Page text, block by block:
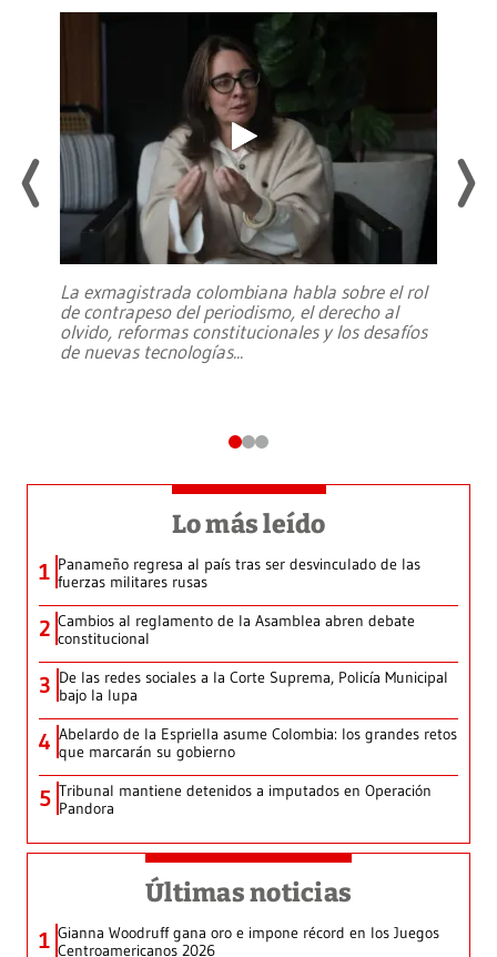
La exmagistrada colombiana habla sobre el rol
de contrapeso del periodismo, el derecho al
olvido, reformas constitucionales y los desafíos
de nuevas tecnologías...
Lo más leído
1 Panameño regresa al país tras ser desvinculado de las
fuerzas militares rusas
2 Cambios al reglamento de la Asamblea abren debate
constitucional
3 De las redes sociales a la Corte Suprema, Policía Municipal
bajo la lupa
4 Abelardo de la Espriella asume Colombia: los grandes retos
que marcarán su gobierno
5 Tribunal mantiene detenidos a imputados en Operación
Pandora
Últimas noticias
1 Gianna Woodruff gana oro e impone récord en los Juegos
Centroamericanos 2026